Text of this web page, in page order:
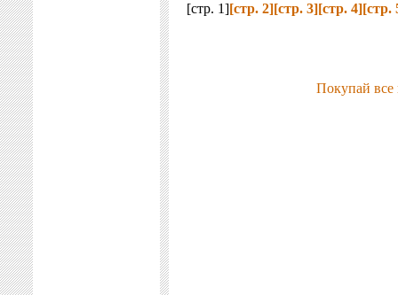
[стр. 1][стр. 2][стр. 3][стр. 4][стр.
Покупай все